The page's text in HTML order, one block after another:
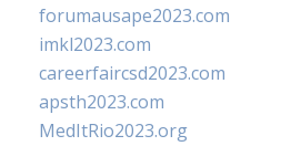
forumausape2023.com
imkl2023.com
careerfaircsd2023.com
apsth2023.com
MedItRio2023.org